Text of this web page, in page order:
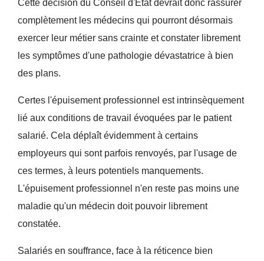
Cette décision du Conseil d'État devrait donc rassurer
complètement les médecins qui pourront désormais
exercer leur métier sans crainte et constater librement
les symptômes d'une pathologie dévastatrice à bien
des plans.
Certes l'épuisement professionnel est intrinsèquement
lié aux conditions de travail évoquées par le patient
salarié. Cela déplaît évidemment à certains
employeurs qui sont parfois renvoyés, par l'usage de
ces termes, à leurs potentiels manquements.
L'épuisement professionnel n'en reste pas moins une
maladie qu'un médecin doit pouvoir librement
constatée.
Salariés en souffrance, face à la réticence bien